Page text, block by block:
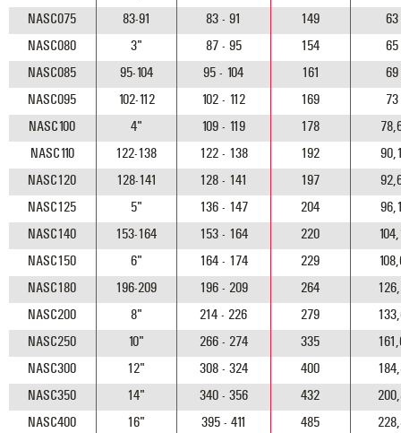
NASC075
83-91 83 - 91 149
63
NASC080
3" 87 - 95 154
65
NASC085
95-104 95 - 104 161
69
NASC095
102-112 102 - 112 169
73
NASC100
4" 109 - 119 178
NASC110
122-138 122 - 138 192
NASC120
128-141 128 - 141 197
NASC125
5" 136 - 147 204
NASC140
153-164 153 - 164 220
NASC150
6" 164 - 174 229
NASC180
196-209 196 - 209 264
NASC200
8" 214 - 226 279
NASC250
10" 266 - 274 335
NASC300
12" 308 - 324 400
NASC350
14" 340 - 356 432
NASC400
16" 395 - 411 485